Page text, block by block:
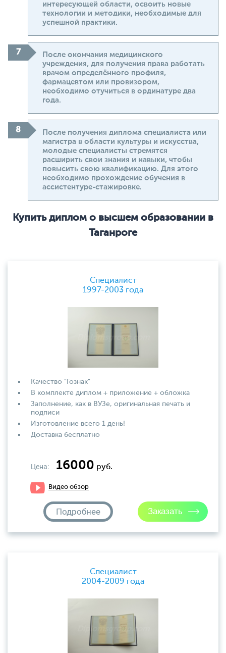
интересующей области, освоить новые
технологии и методики, необходимые для
успешной практики.
После окончания медицинского
учреждения, для получения права работать
врачом определённого профиля,
фармацевтом или провизором,
необходимо отучиться в ординатуре два
года.
После получения диплома специалиста или
магистра в области культуры и искусства,
молодые специалисты стремятся
расширить свои знания и навыки, чтобы
повысить свою квалификацию. Для этого
необходимо прохождение обучения в
ассистентуре-стажировке.
Купить диплом о высшем образовании в
Таганроге
Специалист
1997-2003 года
Качество "Гознак"
В комплекте диплом + приложение + обложка
Заполнение, как в ВУЗе, оригинальная печать и
подписи
Изготовление всего 1 день!
Доставка бесплатно
Цена: 16000 руб.
Видео обзор
Подробнее
Специалист
2004-2009 года